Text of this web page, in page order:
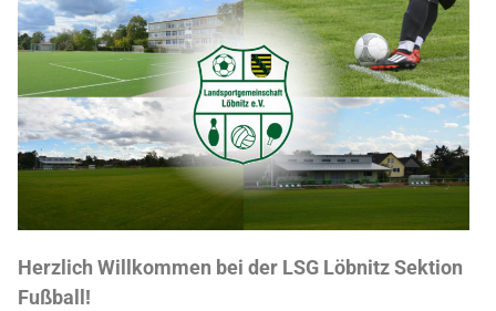
Herzlich Willkommen bei der LSG Löbnitz Sektion
Fußball!